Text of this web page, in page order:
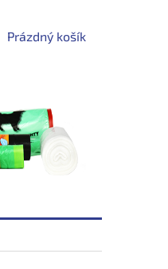
NÁKUPNÍ
Prázdný košík